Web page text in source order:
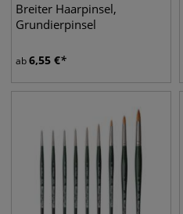
Breiter Haarpinsel,
Grundierpinsel
ab6,55 €